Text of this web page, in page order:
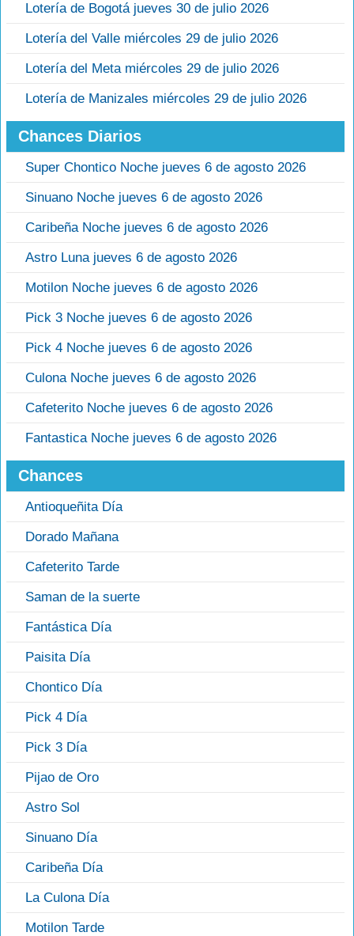
Lotería de Bogotá jueves 30 de julio 2026
Lotería del Valle miércoles 29 de julio 2026
Lotería del Meta miércoles 29 de julio 2026
Lotería de Manizales miércoles 29 de julio 2026
Chances Diarios
Super Chontico Noche jueves 6 de agosto 2026
Sinuano Noche jueves 6 de agosto 2026
Caribeña Noche jueves 6 de agosto 2026
Astro Luna jueves 6 de agosto 2026
Motilon Noche jueves 6 de agosto 2026
Pick 3 Noche jueves 6 de agosto 2026
Pick 4 Noche jueves 6 de agosto 2026
Culona Noche jueves 6 de agosto 2026
Cafeterito Noche jueves 6 de agosto 2026
Fantastica Noche jueves 6 de agosto 2026
Chances
Antioqueñita Día
Dorado Mañana
Cafeterito Tarde
Saman de la suerte
Fantástica Día
Paisita Día
Chontico Día
Pick 4 Día
Pick 3 Día
Pijao de Oro
Astro Sol
Sinuano Día
Caribeña Día
La Culona Día
Motilon Tarde